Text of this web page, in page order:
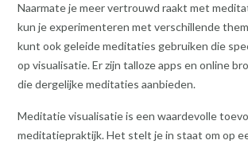
Naarmate je meer vertrouwd raakt met
kun je experimenteren met verschillende
kunt ook geleide meditaties gebruiken die
op visualisatie. Er zijn talloze apps en online
die dergelijke meditaties aanbieden.
Meditatie visualisatie is een waardevolle
meditatiepraktijk. Het stelt je in staat om op